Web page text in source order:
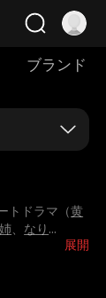
ブランド
展開
トドラマ（黄
、 なり ...